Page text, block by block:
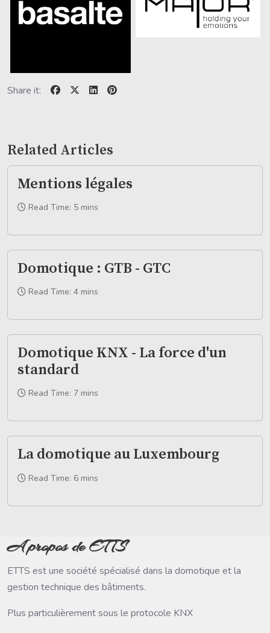
Share it:
Related Articles
Mentions légales
Read Time: 5 mins
Domotique : GTB - GTC
Read Time: 4 mins
Domotique KNX - La force d'un
standard
Read Time: 7 mins
La domotique au Luxembourg
Read Time: 6 mins
A propos de ETTS
ETTS est une société spécialisé dans la domotique et la
gestion technique des bâtiments.
Plus particulièrement sous le protocole KNX